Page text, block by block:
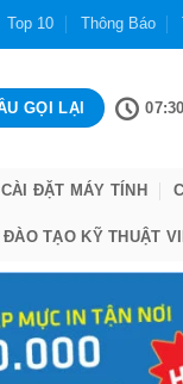
Top 10 Thông Báo
CÀI ĐẶT MÁY TÍNH
ĐÀO TẠO KỸ THUẬT